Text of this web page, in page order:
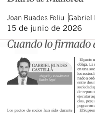
Joan Buades Feliu Gabriel
15 de junio de 2026